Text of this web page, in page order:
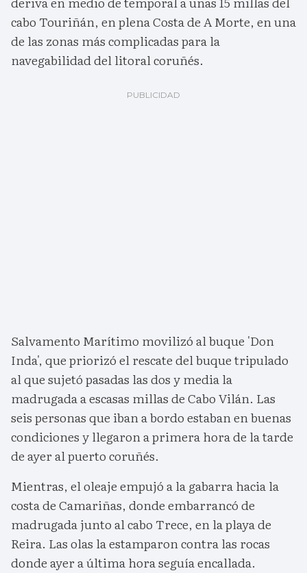
cabo Touriñán, en plena Costa de A Morte, en una
de las zonas más complicadas para la
navegabilidad del litoral coruñés.
Salvamento Marítimo movilizó al buque 'Don
Inda', que priorizó el rescate del buque tripulado
al que sujetó pasadas las dos y media la
madrugada a escasas millas de Cabo Vilán. Las
seis personas que iban a bordo estaban en buenas
condiciones y llegaron a primera hora de la tarde
de ayer al puerto coruñés.
Mientras, el oleaje empujó a la gabarra hacia la
costa de Camariñas, donde embarrancó de
madrugada junto al cabo Trece, en la playa de
Reira. Las olas la estamparon contra las rocas
donde ayer a última hora seguía encallada.